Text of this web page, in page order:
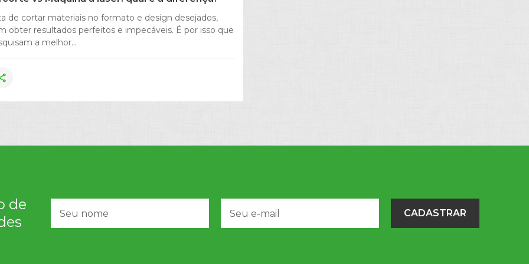
de cortar materiais no formato e design desejados,
obter resultados perfeitos e impecáveis. É por isso que
a melhor...
de
CADASTRAR